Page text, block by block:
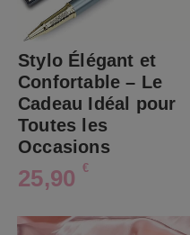
Stylo Élégant et
Confortable – Le
Cadeau Idéal pour
Toutes les
Occasions
25,90 €